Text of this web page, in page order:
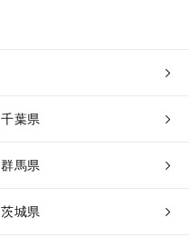
千葉県
群馬県
茨城県